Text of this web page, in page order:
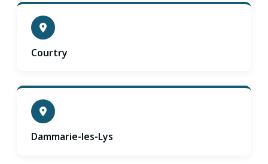
Courtry
Dammarie-les-Lys